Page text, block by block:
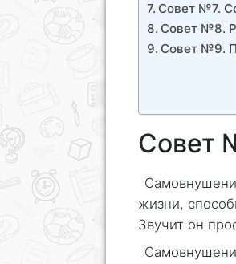
Совет №7.
Совет №8.
Совет №9.
Совет
жизни,
Звучит он